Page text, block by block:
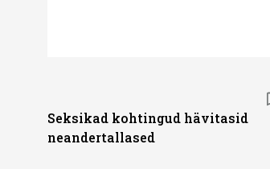
Seksikad kohtingud hävitasid
neandertallased